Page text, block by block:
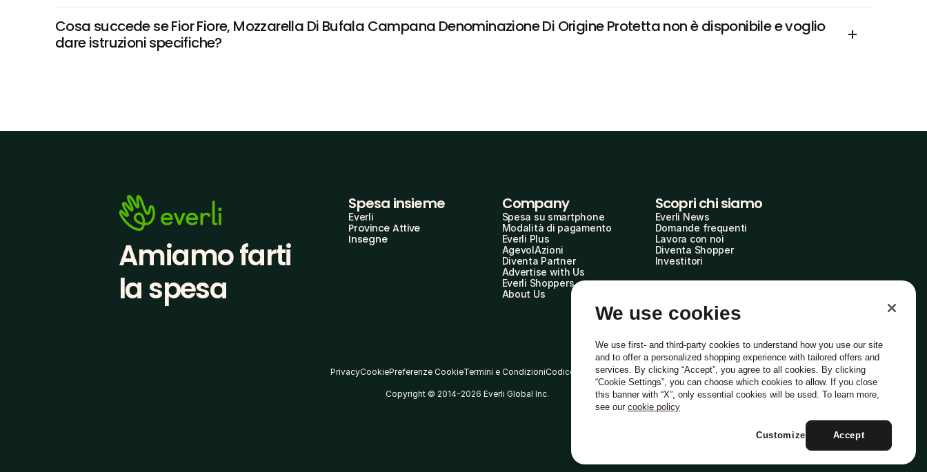
Cosa succede se Fior Fiore, Mozzarella Di Bufala Campana Denominazione Di Origine Protetta non è disponibile e voglio
dare istruzioni specifiche?
Amiamo farti
la spesa
Spesa insieme
Everli
Province Attive
Insegne
Company
Spesa su smartphone
Modalità di pagamento
Everli Plus
AgevolAzioni
Diventa Partner
Advertise with Us
Everli Shoppers
About Us
Scopri chi siamo
Everli News
Domande frequenti
Lavora con noi
Diventa Shopper
Investitori
PrivacyCookiePreferenze CookieTermini e CondizioniCodice Etico
Copyright © 2014-2026 Everli Global Inc. Italiano
We use cookies
We use first- and third-party cookies to understand how you use our site
and to offer a personalized shopping experience with tailored offers and
services. By clicking “Accept”, you agree to all cookies. By clicking
“Cookie Settings”, you can choose which cookies to allow. If you close
this banner with “X”, only essential cookies will be used. To learn more,
see our cookie policy
Accept
Customize